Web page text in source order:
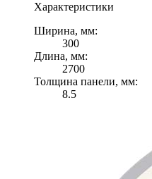
Характеристики
Ширина, мм:
300
Длина, мм:
2700
Толщина панели, мм:
8.5